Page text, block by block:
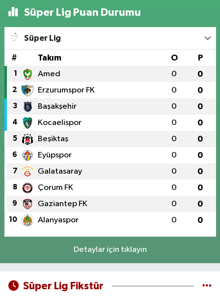
Süper Lig Puan Durumu
Süper Lig
# Takım O P
1 Amed 0 0
2 Erzurumspor FK 0 0
3 Başakşehir 0 0
4 Kocaelispor 0 0
5 Beşiktaş 0 0
6 Eyüpspor 0 0
7 Galatasaray 0 0
8 Çorum FK 0 0
9 Gaziantep FK 0 0
10 Alanyaspor 0 0
Detaylar için tıklayın
Süper Lig Fikstür